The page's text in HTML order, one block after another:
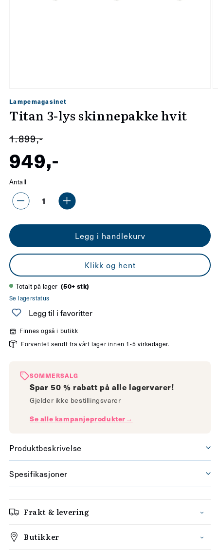
medie
1
i
Lampemagasinet
Titan 3-lys skinnepakke hvit
Salgspris
949,-
Vanlig
pris
1.899,-
Antall
Senk
antallet
Titan
lys
skinnepakke
hvit
Øk
antallet
for
Titan
lys
hvit
Legg i handlekurv
Klikk og hent
Totalt på lager (50+ stk)
Se lagerstatus
Legg til i favoritter
Finnes også i butikk
Forventet sendt fra vårt lager innen 1-5 virkedager.
SOMMERSALG
Spar 50 % rabatt på alle lagervarer!
Gjelder ikke bestillingsvarer
Se alle kampanjeprodukter→
Produktbeskrivelse
Spesifikasjoner
Frakt & levering
Butikker